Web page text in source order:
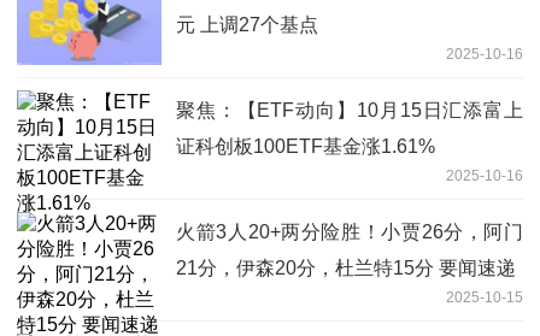
元 上调27个基点
2025-10-16
聚焦：【ETF动向】10月15日汇添富上
证科创板100ETF基金涨1.61%
2025-10-16
火箭3人20+两分险胜！小贾26分，阿门
21分，伊森20分，杜兰特15分 要闻速递
2025-10-15